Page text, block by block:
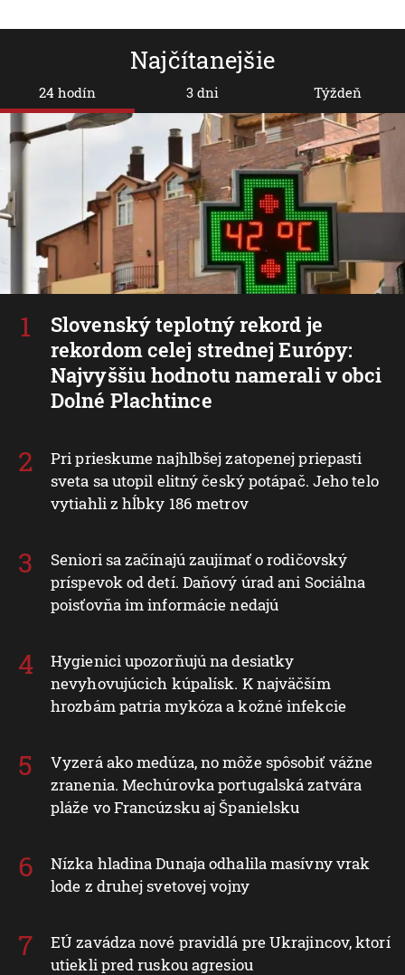
Najčítanejšie
24 hodín
Slovenský teplotný rekord je
rekordom celej strednej Európy:
Najvyššiu hodnotu namerali v obci
Dolné Plachtince
Pri prieskume najhlbšej zatopenej priepasti
sveta sa utopil elitný český potápač. Jeho telo
vytiahli z hĺbky 186 metrov
Seniori sa začínajú zaujímať o rodičovský
príspevok od detí. Daňový úrad ani Sociálna
poisťovňa im informácie nedajú
Hygienici upozorňujú na desiatky
nevyhovujúcich kúpalísk. K najväčším
hrozbám patria mykóza a kožné infekcie
Vyzerá ako medúza, no môže spôsobiť vážne
zranenia. Mechúrovka portugalská zatvára
pláže vo Francúzsku aj Španielsku
Nízka hladina Dunaja odhalila masívny vrak
lode z druhej svetovej vojny
EÚ zavádza nové pravidlá pre Ukrajincov, ktorí
utiekli pred ruskou agresiou
3 dni Týždeň